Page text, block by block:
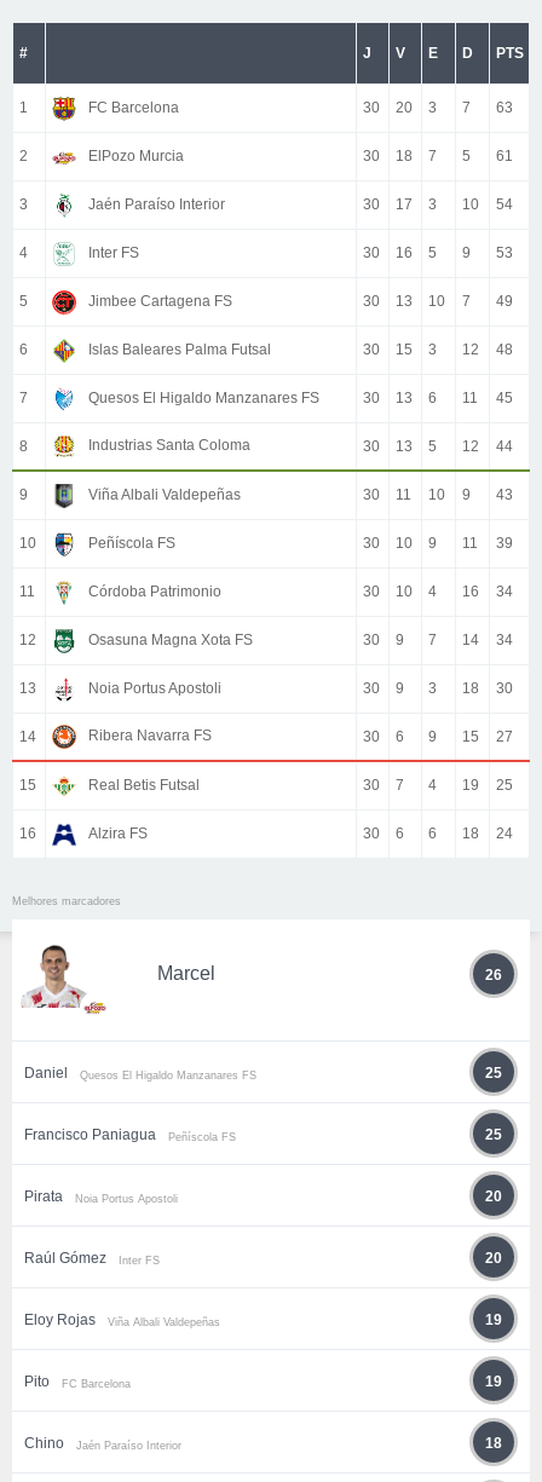
# J V E D PTS
1 FC Barcelona 30 20 3 7 63
2 ElPozo Murcia 30 18 7 5 61
3 Jaén Paraíso Interior 30 17 3 10 54
4 Inter FS 30 16 5 9 53
5 Jimbee Cartagena FS 30 13 10 7 49
6 Islas Baleares Palma Futsal 30 15 3 12 48
7 Quesos El Higaldo Manzanares FS 30 13 6 11 45
8 Industrias Santa Coloma 30 13 5 12 44
9 Viña Albali Valdepeñas 30 11 10 9 43
10 Peñíscola FS 30 10 9 11 39
11 Córdoba Patrimonio 30 10 4 16 34
12 Osasuna Magna Xota FS 30 9 7 14 34
13 Noia Portus Apostoli 30 9 3 18 30
14 Ribera Navarra FS 30 6 9 15 27
15 Real Betis Futsal 30 7 4 19 25
16 Alzira FS 30 6 6 18 24
Melhores marcadores
Marcel 26
Daniel Quesos El Higaldo Manzanares FS 25
Francisco Paniagua Peñíscola FS 25
Pirata Noia Portus Apostoli 20
Raúl Gómez Inter FS 20
Eloy Rojas Viña Albali Valdepeñas 19
Pito FC Barcelona 19
Chino Jaén Paraíso Interior 18